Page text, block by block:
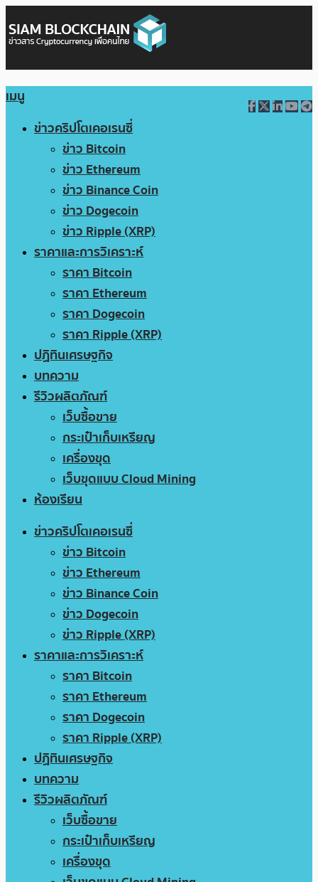
เมนู
ข่าวคริปโตเคอเรนซี่
ข่าว Bitcoin
ข่าว Ethereum
ข่าว Binance Coin
ข่าว Dogecoin
ข่าว Ripple (XRP)
ราคาและการวิเคราะห์
ราคา Bitcoin
ราคา Ethereum
ราคา Dogecoin
ราคา Ripple (XRP)
ปฏิทินเศรษฐกิจ
บทความ
รีวิวผลิตภัณฑ์
เว็บซื้อขาย
กระเป๋าเก็บเหรียญ
เครื่องขุด
เว็บขุดแบบ Cloud Mining
ห้องเรียน
ข่าวคริปโตเคอเรนซี่
ข่าว Bitcoin
ข่าว Ethereum
ข่าว Binance Coin
ข่าว Dogecoin
ข่าว Ripple (XRP)
ราคาและการวิเคราะห์
ราคา Bitcoin
ราคา Ethereum
ราคา Dogecoin
ราคา Ripple (XRP)
ปฏิทินเศรษฐกิจ
บทความ
รีวิวผลิตภัณฑ์
เว็บซื้อขาย
กระเป๋าเก็บเหรียญ
เครื่องขุด